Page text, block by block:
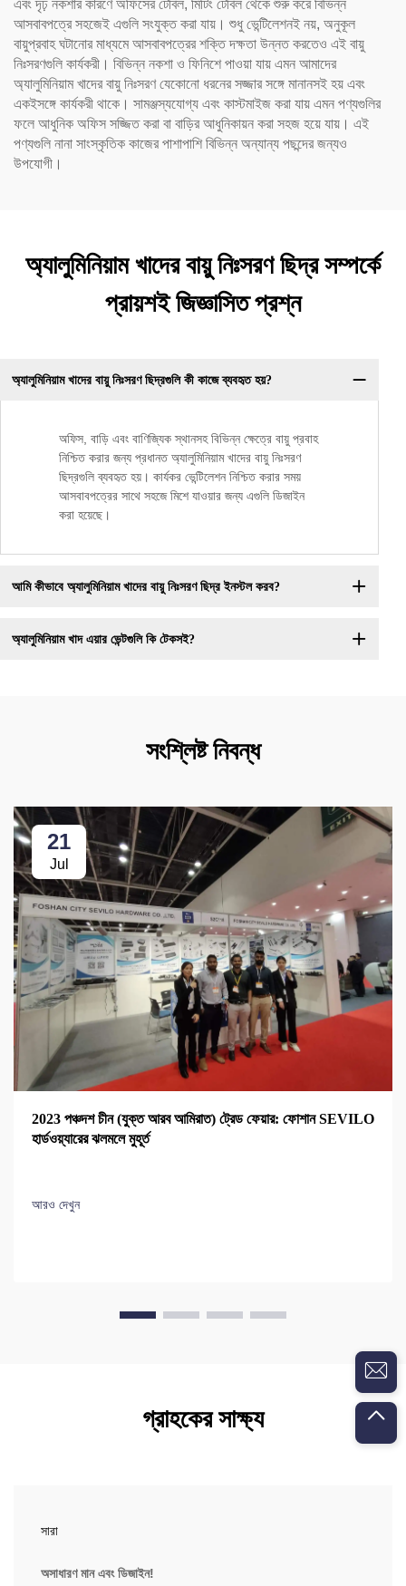
এবং দৃঢ় নকশার কারণে অফিসের টেবিল, মিটিং টেবিল থেকে শুরু করে বিভিন্ন
আসবাবপত্রে সহজেই এগুলি সংযুক্ত করা যায়। শুধু ভেন্টিলেশনই নয়, অনুকূল
বায়ুপ্রবাহ ঘটানোর মাধ্যমে আসবাবপত্রের শক্তি দক্ষতা উন্নত করতেও এই বায়ু
নিঃসরণগুলি কার্যকরী। বিভিন্ন নকশা ও ফিনিশে পাওয়া যায় এমন আমাদের
অ্যালুমিনিয়াম খাদের বায়ু নিঃসরণ যেকোনো ধরনের সজ্জার সঙ্গে মানানসই হয় এবং
একইসঙ্গে কার্যকরী থাকে। সামঞ্জস্যযোগ্য এবং কাস্টমাইজ করা যায় এমন পণ্যগুলির
ফলে আধুনিক অফিস সজ্জিত করা বা বাড়ির আধুনিকায়ন করা সহজ হয়ে যায়। এই
পণ্যগুলি নানা সাংস্কৃতিক কাজের পাশাপাশি বিভিন্ন অন্যান্য পছন্দের জন্যও
উপযোগী।
অ্যালুমিনিয়াম খাদের বায়ু নিঃসরণ ছিদ্র সম্পর্কে
প্রায়শই জিজ্ঞাসিত প্রশ্ন
অ্যালুমিনিয়াম খাদের বায়ু নিঃসরণ ছিদ্রগুলি কী কাজে ব্যবহৃত হয়?
অফিস, বাড়ি এবং বাণিজ্যিক স্থানসহ বিভিন্ন ক্ষেত্রে বায়ু প্রবাহ
নিশ্চিত করার জন্য প্রধানত অ্যালুমিনিয়াম খাদের বায়ু নিঃসরণ
ছিদ্রগুলি ব্যবহৃত হয়। কার্যকর ভেন্টিলেশন নিশ্চিত করার সময়
আসবাবপত্রের সাথে সহজে মিশে যাওয়ার জন্য এগুলি ডিজাইন
করা হয়েছে।
আমি কীভাবে অ্যালুমিনিয়াম খাদের বায়ু নিঃসরণ ছিদ্র ইনস্টল করব?
অ্যালুমিনিয়াম খাদ এয়ার ভেন্টগুলি কি টেকসই?
সংশ্লিষ্ট নিবন্ধ
21
Jul
2023 পঞ্চদশ চীন (যুক্ত আরব আমিরাত) ট্রেড ফেয়ার: ফোশান SEVILO
হার্ডওয়্যারের ঝলমলে মুহূর্ত
আরও দেখুন
গ্রাহকের সাক্ষ্য
সারা
অসাধারণ মান এবং ডিজাইন!